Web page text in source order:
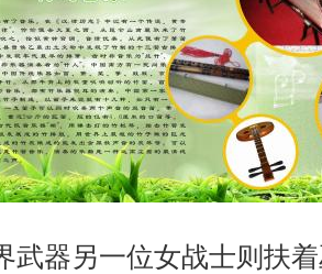
武器另一位女战士则扶